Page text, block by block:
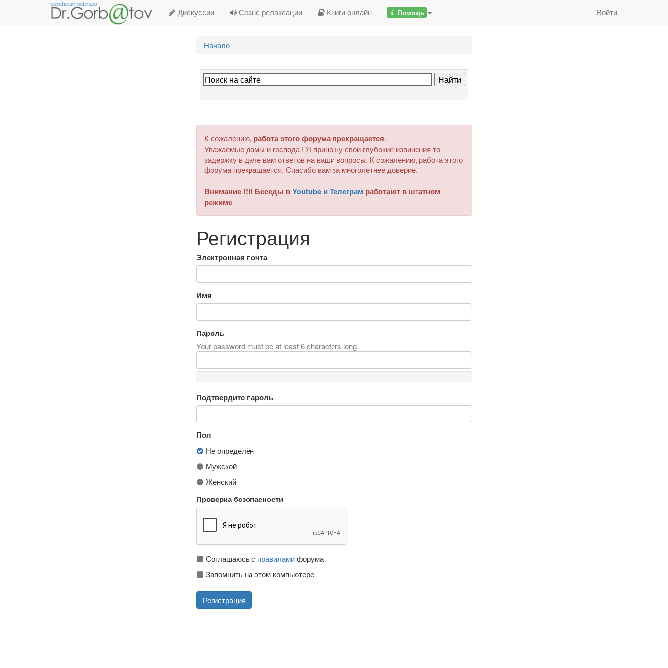
Дискуссии Сеанс релаксации Книги онлайн Помощь Войти
Начало
К сожалению, работа этого форума прекращается.
Уважаемые дамы и господа ! Я приношу свои глубокие извинения то
задержку в даче вам ответов на ваши вопросы. К сожалению, работа этого
форума прекращается. Спасибо вам за многолетнее доверие.
Внимание !!!! Беседы вYoutube и Телеграм работают в штатном
режиме
Регистрация
Электронная почта
Имя
Пароль
Your password must be at least 6 characters long.
Подтвердите пароль
Пол
Не определён
Мужской
Женский
Проверка безопасности
Соглашаюсь с правиламифорума
Запомнить на этом компьютере